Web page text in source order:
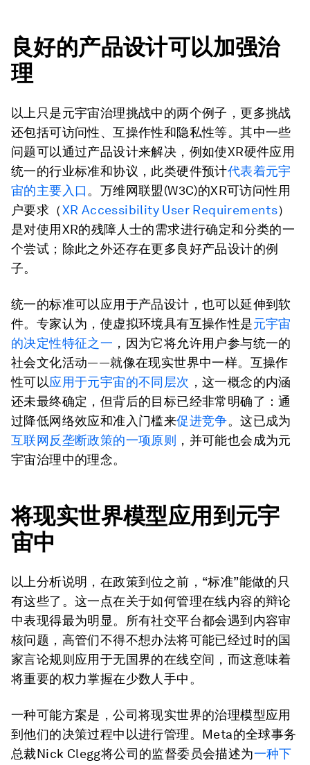
良好的产品设计可以加强治
理
以上只是元宇宙治理挑战中的两个例子，更多挑战
还包括可访问性、互操作性和隐私性等。其中一些
问题可以通过产品设计来解决，例如使XR硬件应用
统一的行业标准和协议，此类硬件预计代表着元宇
宙的主要入口 。万维网联盟(W3C)的XR可访问性用
户要求（XR Accessibility User Requirements）
是对使用XR的残障人士的需求进行确定和分类的一
个尝试；除此之外还存在更多良好产品设计的例
子。
统一的标准可以应用于产品设计，也可以延伸到软
件。专家认为，使虚拟环境具有互操作性是元宇宙
的决定性特征之一 ，因为它将允许用户参与统一的
社会文化活动——就像在现实世界中一样。互操作
性可以应用于元宇宙的不同层次 ，这一概念的内涵
还未最终确定，但背后的目标已经非常明确了：通
过降低网络效应和准入门槛来促进竞争。这已成为
互联网反垄断政策的一项原则 ，并可能也会成为元
宇宙治理中的理念。
将现实世界模型应用到元宇
宙中
以上分析说明，在政策到位之前，“标准”能做的只
有这些了。这一点在关于如何管理在线内容的辩论
中表现得最为明显。所有社交平台都会遇到内容审
核问题，高管们不得不想办法将可能已经过时的国
家言论规则应用于无国界的在线空间，而这意味着
将重要的权力掌握在少数人手中。
一种可能方案是，公司将现实世界的治理模型应用
到他们的决策过程中以进行管理。Meta的全球事务
总裁Nick Clegg将公司的监督委员会描述为一种下